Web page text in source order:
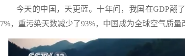
今天的中国，天更蓝。十年间，我国在GDP翻了
7%，重污染天数减少了93%，中国成为全球空气质量